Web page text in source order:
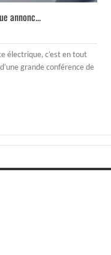
annonc...
électrique, c’est en tout
grande conférence de